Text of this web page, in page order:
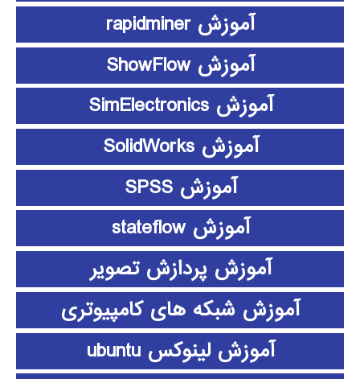
آموزش rapidminer
آموزش ShowFlow
آموزش SimElectronics
آموزش SolidWorks
آموزش SPSS
آموزش stateflow
آموزش پردازش تصویر
آموزش شبکه های کامپیوتری
آموزش لینوکس ubuntu